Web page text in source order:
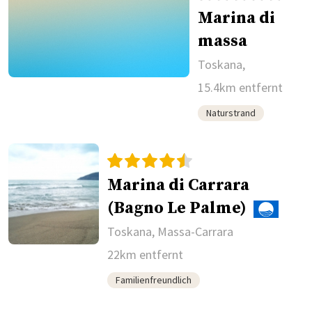
Marina di
massa
Toskana,
15.4km entfernt
Naturstrand
Marina di Carrara
(Bagno Le Palme)
Toskana, Massa-Carrara
22km entfernt
Familienfreundlich